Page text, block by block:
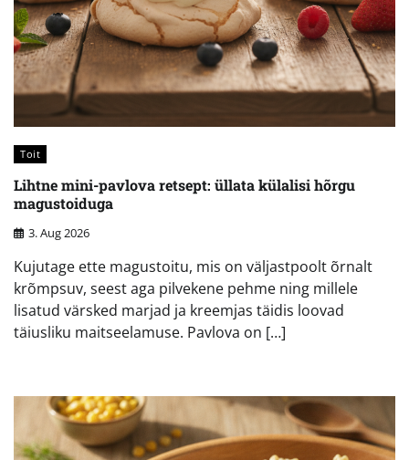
Toit
Lihtne mini-pavlova retsept: üllata külalisi hõrgu
magustoiduga
3. Aug 2026
Kujutage ette magustoitu, mis on väljastpoolt õrnalt
krõmpsuv, seest aga pilvekene pehme ning millele
lisatud värsked marjad ja kreemjas täidis loovad
täiusliku maitseelamuse. Pavlova on […]